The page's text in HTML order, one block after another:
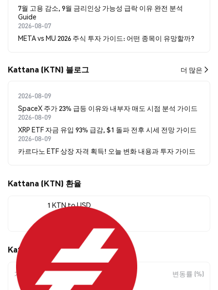
7월 고용 감소, 9월 금리인상 가능성 급락 이유 완전 분석
Guide
2026-08-07
META vs MU 2026 주식 투자 가이드: 어떤 종목이 유망할까?
Kattana (KTN) 블로그 더 많은
2026-08-09
SpaceX 주가 23% 급등 이유와 내부자 매도 시점 분석 가이드
2026-08-09
XRP ETF 자금 유입 93% 급감, $1 돌파 전후 시세 전망 가이드
2026-08-09
카르다노 ETF 상장 자격 획득! 오늘 변화 내용과 투자 가이드
Kattana (KTN) 환율
1 KTN to USD
Kattana (KTN) 가격 움직임
기간 변동 폭 변동률 (%)